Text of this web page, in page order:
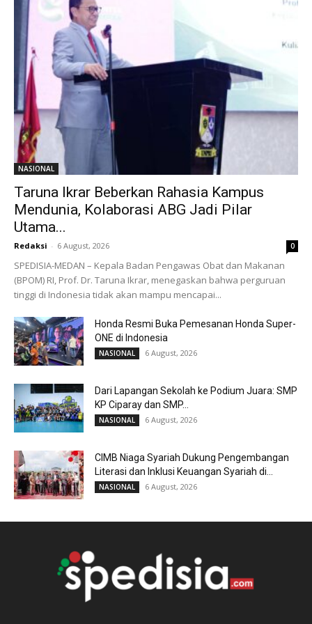
NASIONAL
Taruna Ikrar Beberkan Rahasia Kampus
Mendunia, Kolaborasi ABG Jadi Pilar
Utama...
Redaksi - 6 August, 2026 0
SPEDISIA-MEDAN – Kepala Badan Pengawas Obat dan Makanan
(BPOM) RI, Prof. Dr. Taruna Ikrar, menegaskan bahwa perguruan
tinggi di Indonesia tidak akan mampu mencapai...
Honda Resmi Buka Pemesanan Honda Super-
ONE di Indonesia
NASIONAL 6 August, 2026
Dari Lapangan Sekolah ke Podium Juara: SMP
KP Ciparay dan SMP...
NASIONAL 6 August, 2026
CIMB Niaga Syariah Dukung Pengembangan
Literasi dan Inklusi Keuangan Syariah di...
NASIONAL 6 August, 2026